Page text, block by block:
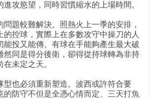
攻慾望，同時習慣縮水的上場時間。
問題較難解決。照熱火上一季的安排，
的控球，實際上在多數攻守中操刀的人
能投又能傳。有球在手能夠產生最大破
然同是得分後衛，卻得從持球轉為非持
未定之天。
型也必須重新塑造。波西或許符合要
的防守不但是全憑心情而定、三天打魚